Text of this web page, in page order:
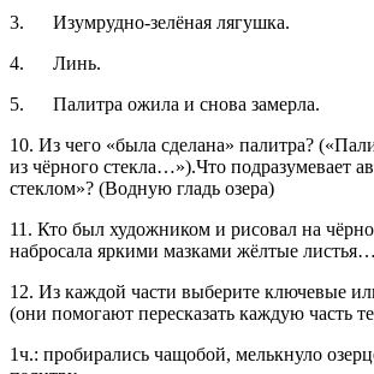
3. Изумрудно-зелёная лягушка.
4. Линь.
5. Палитра ожила и снова замерла.
10. Из чего «была сделана» палитра?
из чёрного стекла…»).Что подразумевает
стеклом»? (Водную гладь озера)
11. Кто был художником и рисовал на
набросала яркими мазками жёлтые
12. Из каждой части выберите ключевые
(они помогают пересказать каждую часть
1ч.: пробирались чащобой, мелькнуло